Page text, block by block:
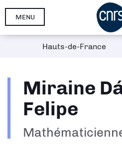
Aller
MENU
Miraine
Felipe